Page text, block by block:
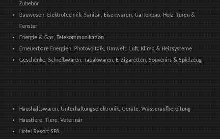
Zubehör
Bauwesen, Elektrotechnik, Sanitär, Eisenwaren, Gartenbau, Holz, Türen &
Fenster
Energie & Gas, Telekommunikation
Erneuerbare Energien, Photovoltaik, Umwelt, Luft, Klima & Heizsysteme
Geschenke, Schreibwaren, Tabakwaren, E-Zigaretten, Souvenirs & Spielzeug
Haushaltswaren, Unterhaltungselektronik, Geräte, Wasseraufbereitung
Haustiere, Tiere, Veterinär
Hotel Resort SPA